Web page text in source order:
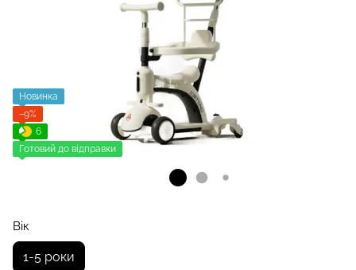
Новинка
−9%
6
Готовий до відправки
Вік
1-5 роки